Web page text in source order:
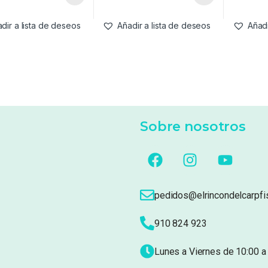
a lista de deseos Añadir a lista de deseos
Sobre nosotros
910 824 923
Lunes a Viernes de 10:00